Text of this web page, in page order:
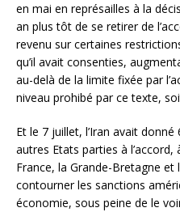
en mai en représailles à la
an plus tôt de se retirer de
revenu sur certaines
qu’il avait consenties,
au-delà de la limite fixée par
niveau prohibé par ce texte,
Et le 7 juillet, l’Iran avait
autres Etats parties à l’accord,
France, la Grande-Bretagne et
contourner les sanctions
économie, sous peine de le